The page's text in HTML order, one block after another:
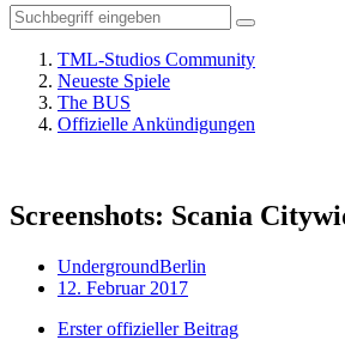
TML-Studios Community
Neueste Spiele
The BUS
Offizielle Ankündigungen
Screenshots: Scania
UndergroundBerlin
12. Februar 2017
Erster offizieller Beitrag